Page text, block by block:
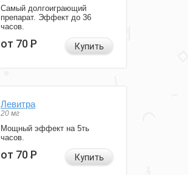
Самый долгоиграющий
препарат. Эффект до 36
часов.
от 70Р Купить
Левитра
20 мг
Мощный эффект на 5ть
часов.
от 70Р Купить